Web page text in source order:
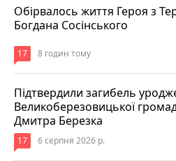
Обірвалось життя Героя з
Богдана Сосінського
17 8 годин тому
Підтвердили загибель
Великоберезовицької
Дмитра Березка
17 6 серпня 2026 р.